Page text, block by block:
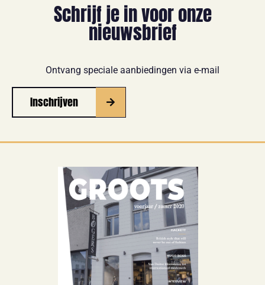
Schrijf je in voor onze
nieuwsbrief
Ontvang speciale aanbiedingen via e-mail
Inschrijven